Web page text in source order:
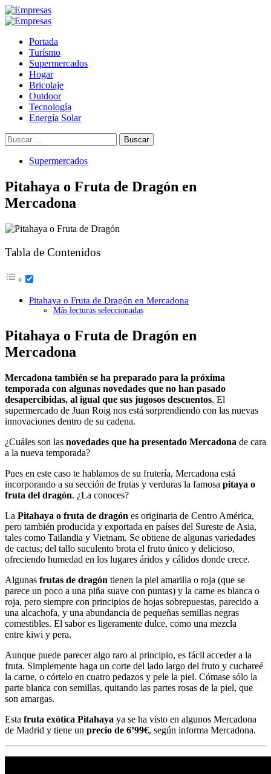
Saltar
al
Menú
Portada
Turísmo
Supermercados
Hogar
Bricolaje
Outdoor
Tecnología
Energía Solar
Buscar:
Supermercados
Pitahaya o Fruta de Dragón en
Mercadona
Tabla de Contenidos
Pitahaya o Fruta de Dragón en Mercadona
Más lecturas seleccionadas
Pitahaya o Fruta de Dragón en
Mercadona
Mercadona también se ha preparado para la próxima
temporada con algunas novedades que no han pasado
desapercibidas, al igual que sus jugosos descuentos. El
supermercado de Juan Roig nos está sorprendiendo con las nuevas
innovaciones dentro de su cadena.
¿Cuáles son las novedades que ha presentado Mercadona de cara
a la nueva temporada?
Pues en este caso te hablamos de su frutería, Mercadona está
incorporando a su sección de frutas y verduras la famosa pitaya o
fruta del dragón. ¿La conoces?
La Pitahaya o fruta de dragón es originaria de Centro América,
pero también producida y exportada en países del Sureste de Asia,
tales como Tailandia y Vietnam. Se obtiene de algunas variedades
de cactus; del tallo suculento brota el fruto único y delicioso,
ofreciendo humedad en los lugares áridos y cálidos donde crece.
Algunas frutas de dragón tienen la piel amarilla o roja (que se
parece un poco a una piña suave con puntas) y la carne es blanca o
roja, pero siempre con principios de hojas sobrepuestas, parecido a
una alcachofa, y una abundancia de pequeñas semillas negras
comestibles. El sabor es ligeramente dulce, como una mezcla
entre kiwi y pera.
Aunque puede parecer algo raro al principio, es fácil acceder a la
fruta. Simplemente haga un corte del lado largo del fruto y cuchareé
la carne, o córtelo en cuatro pedazos y pele la piel. Cómase sólo la
parte blanca con semillas, quitando las partes rosas de la piel, que
son amargas.
Esta fruta exótica Pitahaya ya se ha visto en algunos Mercadona
de Madrid y tiene un precio de 6’99€, según informa Mercadona.